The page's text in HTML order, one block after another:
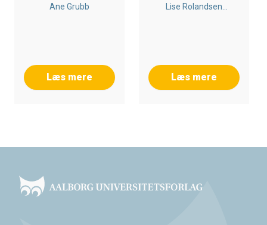
Ane Grubb
Læs mere
Lise Rolandsen
Læs mere